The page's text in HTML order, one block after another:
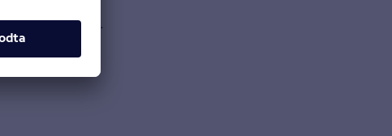
advokaten.